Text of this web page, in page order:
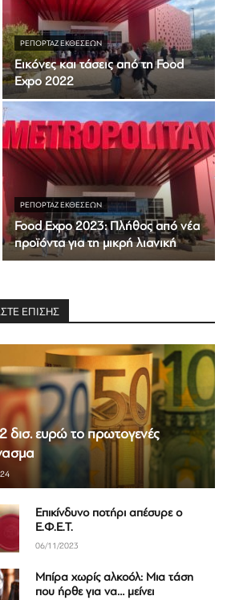
ΡΕΠΟΡΤΆΖ ΕΚΘΈΣΕΩΝ
Εικόνες και τάσεις από τη Food
Expo 2022
ΡΕΠΟΡΤΆΖ ΕΚΘΈΣΕΩΝ
Food Expo 2023: Πλήθος από νέα
προϊόντα για τη μικρή λιανική
ΕΠΙΣΗΣ
δισ. ευρώ το πρωτογενές
Επικίνδυνο ποτήρι απέσυρε ο
Ε.Φ.Ε.Τ.
06/11/2023
Μπίρα χωρίς αλκοόλ: Μια τάση
που ήρθε για να… μείνει